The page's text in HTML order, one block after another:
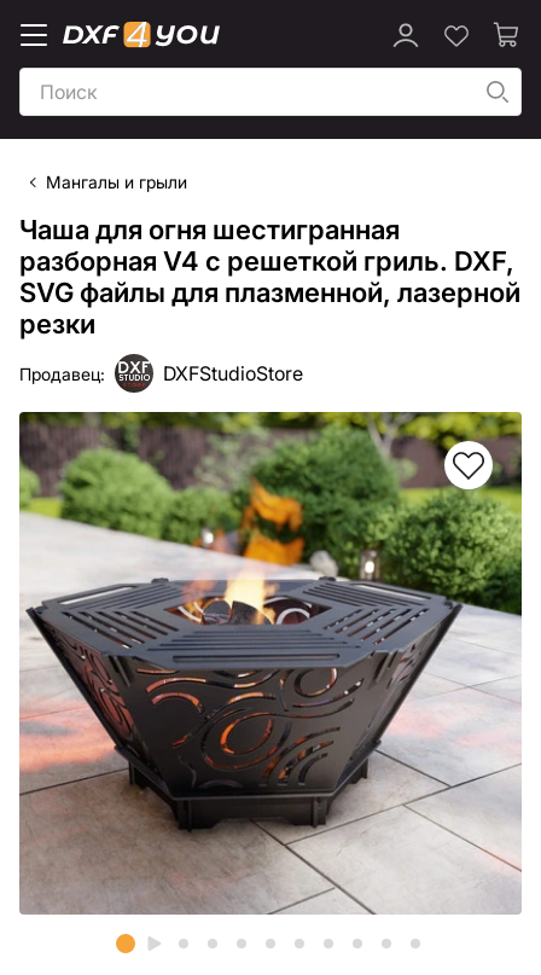
Мангалы и грыли
Чаша для огня шестигранная
разборная V4 с решеткой гриль. DXF,
SVG файлы для плазменной, лазерной
резки
Продавец: DXFStudioStore